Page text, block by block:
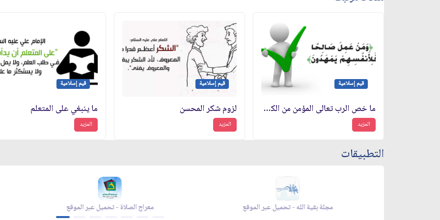
قيم إسلامية
ما خص الرب تعالى المؤمن من الكرامة والثواب
المزيد
قيم إسلامية
لزوم شكر المحسن
المزيد
قيم إسلامية
ما ينبغي على المتعلم
المزيد
التطبيقات
معراج الصلاة - تحميل عبر الموقع مجلة بقية الله - تحميل عبر الموقع